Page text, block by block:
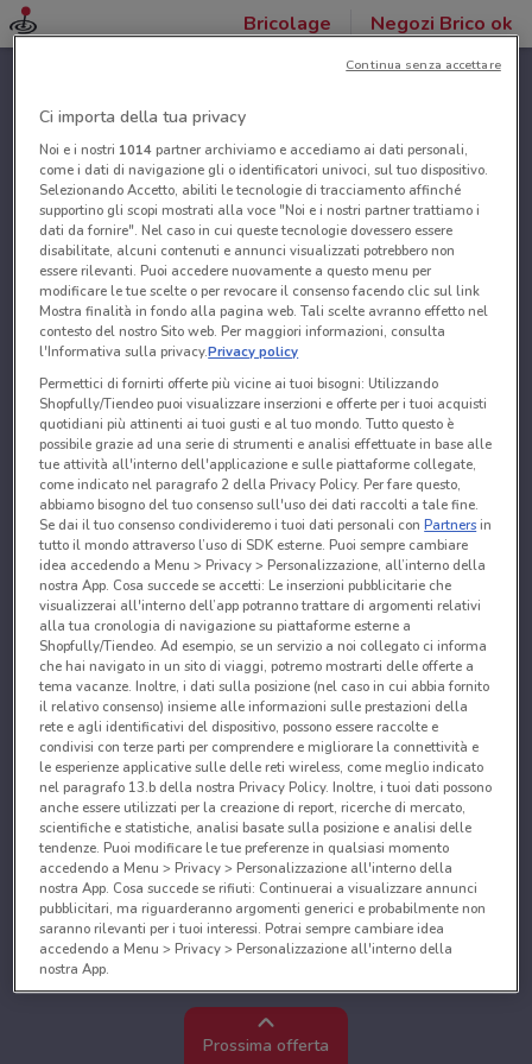
Bricolage Negozi Brico ok
Prossima offerta
Ci importa della tua privacy
Noi e i nostri 1014partner archiviamo e accediamo ai dati personali,
come i dati di navigazione gli o identificatori univoci, sul tuo dispositivo.
Selezionando Accetto, abiliti le tecnologie di tracciamento affinché
supportino gli scopi mostrati alla voce "Noi e i nostri partner trattiamo i
dati da fornire". Nel caso in cui queste tecnologie dovessero essere
disabilitate, alcuni contenuti e annunci visualizzati potrebbero non
essere rilevanti. Puoi accedere nuovamente a questo menu per
modificare le tue scelte o per revocare il consenso facendo clic sul link
Mostra finalità in fondo alla pagina web. Tali scelte avranno effetto nel
contesto del nostro Sito web. Per maggiori informazioni, consulta
l'Informativa sulla privacy.Privacy policy
Permettici di fornirti offerte più vicine ai tuoi bisogni: Utilizzando
Shopfully/Tiendeo puoi visualizzare inserzioni e offerte per i tuoi acquisti
quotidiani più attinenti ai tuoi gusti e al tuo mondo. Tutto questo è
possibile grazie ad una serie di strumenti e analisi effettuate in base alle
tue attività all'interno dell'applicazione e sulle piattaforme collegate,
come indicato nel paragrafo 2 della Privacy Policy. Per fare questo,
abbiamo bisogno del tuo consenso sull'uso dei dati raccolti a tale fine.
Se dai il tuo consenso condivideremo i tuoi dati personali conPartnersin
tutto il mondo attraverso l’uso di SDK esterne. Puoi sempre cambiare
idea accedendo a Menu > Privacy > Personalizzazione, all’interno della
nostra App. Cosa succede se accetti: Le inserzioni pubblicitarie che
visualizzerai all'interno dell’app potranno trattare di argomenti relativi
alla tua cronologia di navigazione su piattaforme esterne a
Shopfully/Tiendeo. Ad esempio, se un servizio a noi collegato ci informa
che hai navigato in un sito di viaggi, potremo mostrarti delle offerte a
tema vacanze. Inoltre, i dati sulla posizione (nel caso in cui abbia fornito
il relativo consenso) insieme alle informazioni sulle prestazioni della
rete e agli identificativi del dispositivo, possono essere raccolte e
condivisi con terze parti per comprendere e migliorare la connettività e
le esperienze applicative sulle delle reti wireless, come meglio indicato
nel paragrafo 13.b della nostra Privacy Policy. Inoltre, i tuoi dati possono
anche essere utilizzati per la creazione di report, ricerche di mercato,
scientifiche e statistiche, analisi basate sulla posizione e analisi delle
tendenze. Puoi modificare le tue preferenze in qualsiasi momento
accedendo a Menu > Privacy > Personalizzazione all'interno della
nostra App. Cosa succede se rifiuti: Continuerai a visualizzare annunci
pubblicitari, ma riguarderanno argomenti generici e probabilmente non
saranno rilevanti per i tuoi interessi. Potrai sempre cambiare idea
accedendo a Menu > Privacy > Personalizzazione all'interno della
nostra App.
Noi e i nostri partner trattiamo i dati per fornire:
Utilizzare dati di geolocalizzazione precisi. Scansione attiva delle
caratteristiche del dispositivo ai fini dell’identificazione. Archiviare
Continua senza accettare